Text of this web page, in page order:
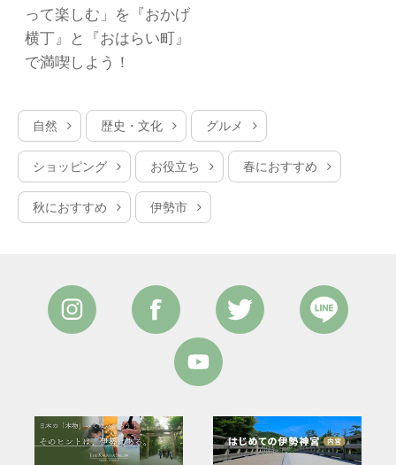
って楽しむ」を『おかげ
横丁』と『おはらい町』
で満喫しよう！
自然 歴史・文化 グルメ
ショッピング お役立ち 春におすすめ
秋におすすめ 伊勢市